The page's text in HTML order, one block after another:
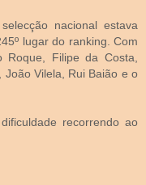
nacional estava
lugar do ranking. Com
Filipe da Costa,
João Vilela, Rui Baião e o
recorrendo ao